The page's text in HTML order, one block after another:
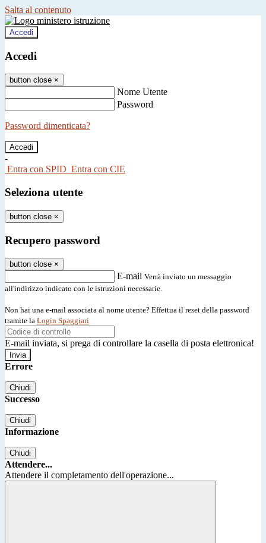
Salta al contenuto
Accedi
Accedi
button close ×
Nome Utente
Password
Password dimenticata?
-
Entra con SPID Entra con CIE
Seleziona utente
button close ×
Recupero password
button close ×
E-mail Verrà inviato un messaggio
all'indirizzo indicato con le istruzioni necessarie.
Non hai una e-mail associata al nome utente? Effettua il reset della password
tramite la Login Spaggiari
E-mail inviata, si prega di controllare la casella di posta elettronica!
Errore
Chiudi
Successo
Chiudi
Informazione
Chiudi
Attendere...
Attendere il completamento dell'operazione...